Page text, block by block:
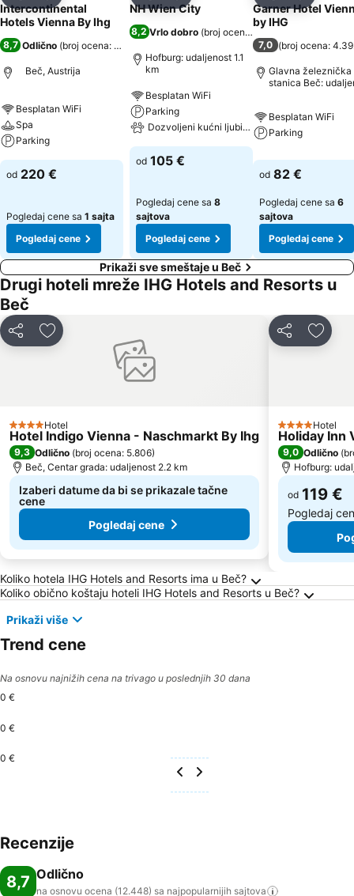
Intercontinental
Hotels Vienna By Ihg
8,7 Odlično (broj ocena: 12.448
Beč, Austrija
Besplatan WiFi
Spa
Parking
od 220 €
Pogledaj cene sa 1 sajta
Pogledaj cene
NH Wien City
8,2 Vrlo dobro (broj ocena: 7.298
Hofburg: udaljenost 1.1
km
Besplatan WiFi
Parking
Dozvoljeni kućni ljubimci
od 105 €
Pogledaj cene sa 8
sajtova
Pogledaj cene
Garner Hotel
by IHG
7,0 (broj ocena:
Glavna železnička
stanica Beč:
Besplatan WiFi
Parking
od 82 €
Pogledaj cene sa 6
sajtova
Pogledaj cene
Prikaži sve smeštaje u Beč
Drugi hoteli mreže IHG Hotels and Resorts u
Beč
Deli Dodati u favorite
4 Zvezdice
Hotel
Hotel Indigo Vienna - Naschmarkt By Ihg
9,3 Odlično (broj ocena: 5.806)
Beč, Centar grada: udaljenost 2.2 km
Izaberi datume da bi se prikazale tačne
cene
Pogledaj cene
Deli
4 Zvezdice
Hotel
Holiday Inn
9,0 Odlično (
Hofburg:
od 119 €
Pogledaj
Frequently Asked Questions about Beč
Koliko hotela IHG Hotels and Resorts ima u Beč?
Koliko obično koštaju hoteli IHG Hotels and Resorts u Beč?
Prikaži više
Trend cene
Na osnovu najnižih cena na trivago u poslednjih 30 dana
0 €
0 €
0 €
Recenzije
8,7 Odlično
na osnovu ocena (12.448) sa najpopularnijih sajtova